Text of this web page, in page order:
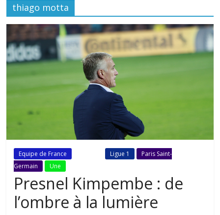
thiago motta
Equipe de France Ligue 1
Paris Saint-
Germain
Une
Presnel Kimpembe : de
l’ombre à la lumière